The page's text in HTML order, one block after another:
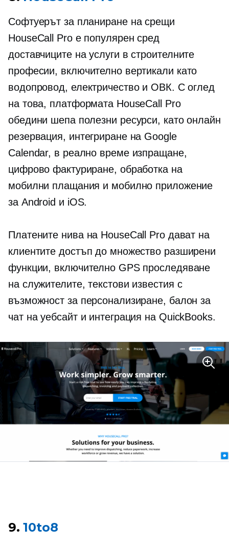
Софтуерът за планиране на срещи
HouseCall Pro е популярен сред
доставчиците на услуги в строителните
професии, включително вертикали като
водопровод, електричество и ОВК. С оглед
на това, платформата HouseCall Pro
обедини шепа полезни ресурси, като онлайн
резервация, интегриране на Google
Calendar, в реално времеизпращане,
цифрово фактуриране, обработка на
мобилни плащания и мобилно приложение
за Android и iOS.
Платените нива на HouseCall Pro дават на
клиентите достъп до множество разширени
функции, включително GPS проследяване
на служителите, текстови известия с
възможност за персонализиране, балон за
чат на уебсайт и интеграция на QuickBooks.
9.10to8